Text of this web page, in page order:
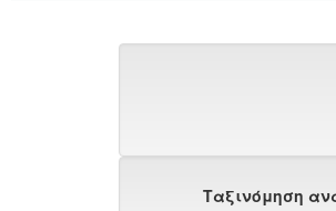
Ταξινόμηση